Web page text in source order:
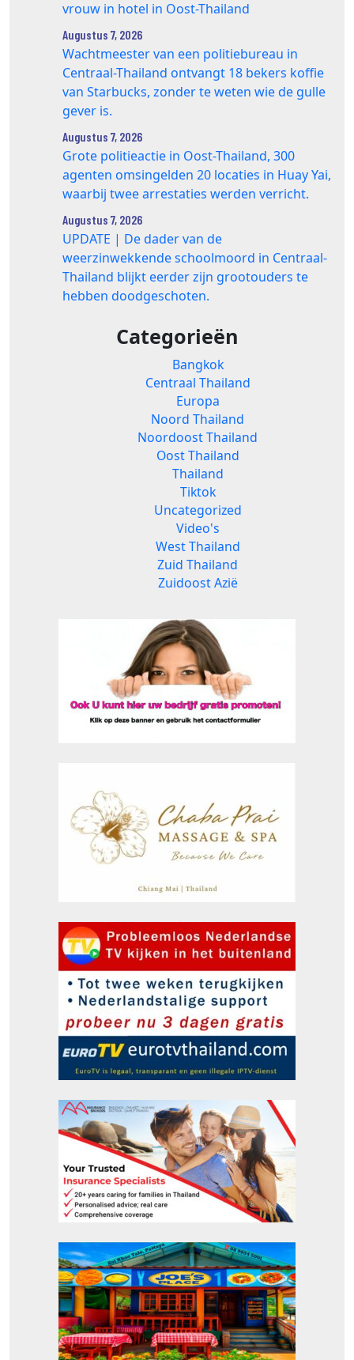
vrouw in hotel in Oost-Thailand
Augustus 7, 2026
Wachtmeester van een politiebureau in
Centraal-Thailand ontvangt 18 bekers koffie
van Starbucks, zonder te weten wie de gulle
gever is.
Augustus 7, 2026
Grote politieactie in Oost-Thailand, 300
agenten omsingelden 20 locaties in Huay Yai,
waarbij twee arrestaties werden verricht.
Augustus 7, 2026
UPDATE | De dader van de
weerzinwekkende schoolmoord in Centraal-
Thailand blijkt eerder zijn grootouders te
hebben doodgeschoten.
Categorieën
Bangkok
Centraal Thailand
Europa
Noord Thailand
Noordoost Thailand
Oost Thailand
Thailand
Tiktok
Uncategorized
Video's
West Thailand
Zuid Thailand
Zuidoost Azië